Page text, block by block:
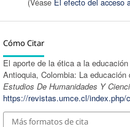
Cómo Citar
El aporte de la ética a la
Antioquia, Colombia: La
Estudios De Humanidades Y
https://revistas.umce.cl/index.php/
Más formatos de cita